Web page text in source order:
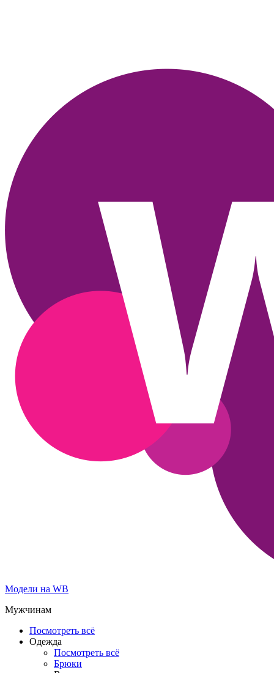
Модели на WB
Мужчинам
Посмотреть всё
Одежда
Посмотреть всё
Брюки